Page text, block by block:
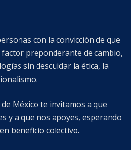
con la convicción de que
factor preponderante de cambio,
sin descuidar la ética, la
México te invitamos a que
y a que nos apoyes, esperando
beneficio colectivo.